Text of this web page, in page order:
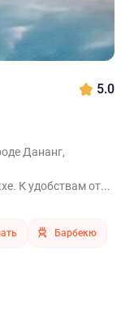
5.0
Дананг,
К удобствам от...
Барбекю